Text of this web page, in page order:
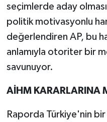
seçimlerde aday
politik motivasyonlu
değerlendiren AP, bu
anlamıyla otoriter bir
savunuyor.
AİHM KARARLARINA
Raporda Türkiye'nin